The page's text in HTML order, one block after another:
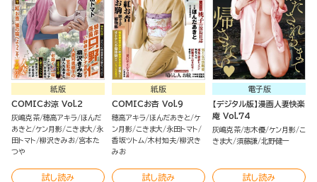
紙版
COMICお涼 Vol.2
灰嶋克茶 穂高アキラ
ほんだ
あきと ケン月影 こきま大
永
田トマト 柳沢きみお 宮本た
つや
試し読み
紙版
COMICお杏 Vol.9
穂高アキラ ほんだあきと ケ
ン月影 こきま大
永田トマト
香坂ツトム 木村知夫 柳沢き
みお
試し読み
電子版
【デジタル版】漫画人妻快楽
庵 Vol.74
灰嶋克茶 志木優 ケン月影 こ
きま大 須藤謙 北野健一
試し読み